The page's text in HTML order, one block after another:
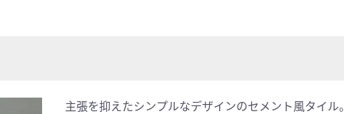
主張を抑えたシンプルなデザインのセメント風タイル。